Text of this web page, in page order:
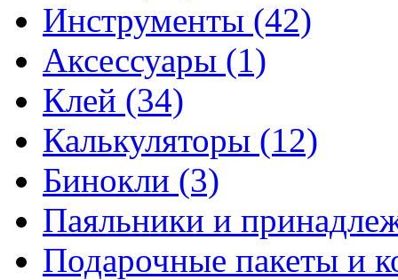
Инструменты (42)
Аксессуары (1)
Клей (34)
Калькуляторы (12)
Бинокли (3)
Паяльники и
Подарочные пакеты и